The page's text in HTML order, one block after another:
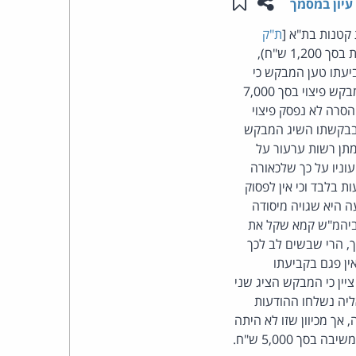
עיון במסמך
קטנות בת"א [ת"ק
], שחייב את המשיבה לשלם למבקש פיצוי ללא הוכחת נזק בסך 7,000 ש"ח (והוצאות בסך 1,200 ש"ח),
סעיף 30א לחוק התקשורת (בזק ושידורים), התשמ"ב-1982. בתביעתו טען המבקש כי
המשיבה שלחה לו 57 הודעות פרסומת ללא הסכמתו ואף שביקש הסרה. בית המשפט קמא פסק למבקש פיצוי בסך 7,000
לאחר בקשת ההסרה לא נפסק פיצוי
בבקשתו השיג המבקש
רשות ערעור על
על כך שלכאורה
משלוח 57 הודעות, אך פסה"ד קבע כי הפיצוי שנפסק הוא עבור 23 הודעות בלבד וכי אין לפסוק
המבקש כי השיעור הפיצוי שנפסק הוא 123 ש"ח להודעה היא שגויה מיסודה
לעניין גובה הפיצוי (כ-300 ש"ח להודעה). ביהמ"ש קמא שקל את
הרי שבשים לב לכך
פגם בקביעתו
ביהמ"ש ציין כי המבקש הציג שני
נשלחו ההודעות
מכיוון שזו לא היתה
5,000 ש"ח.